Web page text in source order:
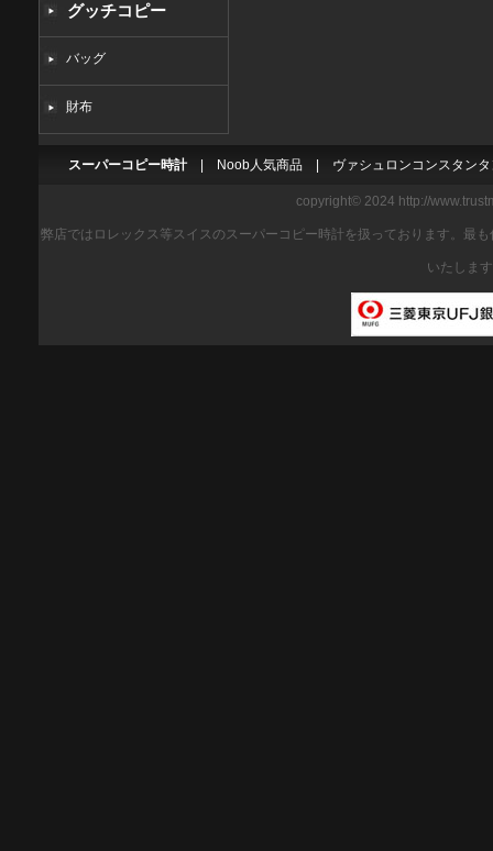
グッチコピー
バッグ
財布
スーパーコピー時計 Noob人気商品 ヴァシュロンコンスタン
copyright© 2024 http://
弊店ではロレックス等スイスのスーパーコピー時計を扱っております。最
いたしま